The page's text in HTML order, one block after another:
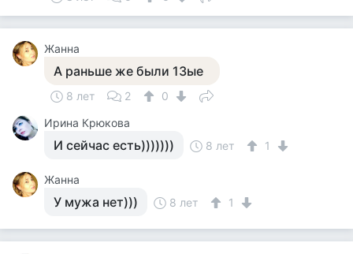
Жанна
А раньше же были 13ые
8 лет 2
0
Ирина Крюкова
И сейчас есть))))))) 8 лет 1
Жанна
У мужа нет))) 8 лет 1